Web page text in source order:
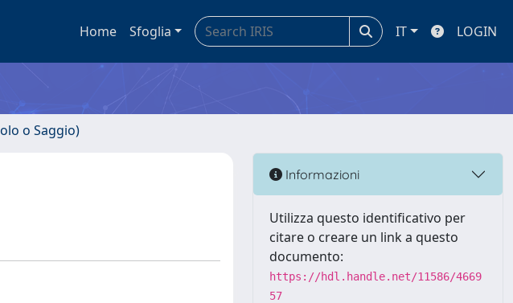
Home Sfoglia IT LOGIN
o Saggio)
Informazioni
Utilizza questo identificativo per
citare o creare un link a questo
documento:
https://hdl.handle.net/11586/4669
57